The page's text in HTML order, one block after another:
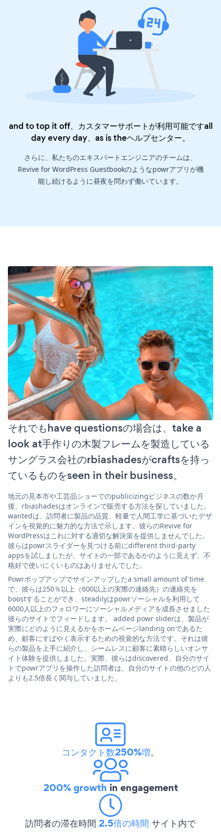
and to top it off、カスタマーサポートが利用可能ですall
day every day、as is theヘルプセンター。
さらに、私たちのエキスパートエンジニアのチームは、
Revive for WordPress Guestbookのようなpowrアプリが機
能し続けるように昼夜を問わず働いています。
それでもhave questionsの場合は、take a
look at手作りの木製フレームを製造している
サングラス会社のrbiashadesがcraftsを持っ
ているものをseen in their business。
地元の見本市や工芸品ショーでのpublicizingビジネスの数か月
後、rbiashadesはオンラインで販売する方法を探していました。
wantedは、訪問者に製品の品質、軽量で人間工学に基づいたデザ
インを視覚的に魅力的な方法で示します。彼らのRevive for
WordPressはこれに対する適切な解決策を提供しませんでした。
彼らはpowrスライダーを見つける前にdifferent third-party
appsを試しましたが、サイトの一部であるかのように見えず、不
格好で使いにくいものはありませんでした。
Powrポップアップでサインアップしたa small amount of time
で、彼らは250％以上（600以上の実際の連絡先）の連絡先を
boostすることができ、steadilyはpowrソーシャルを利用して
6000人以上のフォロワーにソーシャルメディアを成長させました
彼らのサイトでフィードします。 added powr sliderは、製品が
実際にどのように見えるかをホームページlanding onであるた
め、顧客にすばやく表示するための視覚的な方法です。それは彼
らの製品を上手に紹介し、シームレスに顧客に素晴らしいオンサ
イト体験を提供しました。実際、彼らはdiscovered、自分のサイ
トでpowrアプリを操作した訪問者は、自分のサイトの他のどの人
よりも2.5倍長く関与していました。
コンタクト数250%増。
200% growth in engagement
訪問者の滞在時間 2.5倍の時間 サイト内で